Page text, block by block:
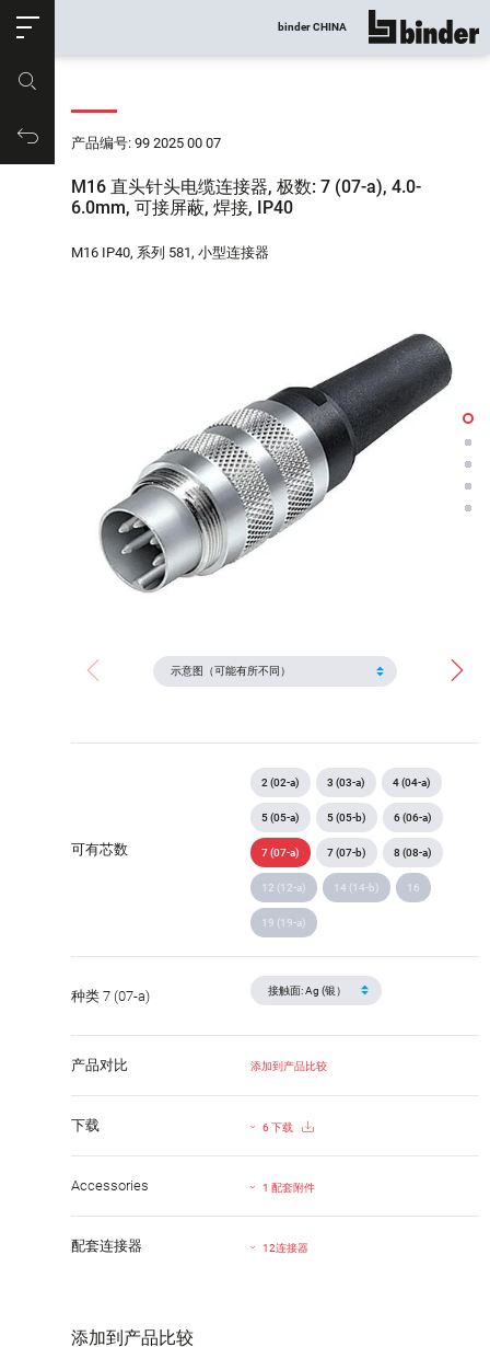
购物车
binder CHINA 显示所有
产品编号: 99 2025 00 07
M16 直头针头电缆连接器, 极数: 7 (07-a), 4.0-
6.0mm, 可接屏蔽, 焊接, IP40
M16 IP40, 系列 581, 小型连接器
可有芯数
2 (02-a) 3 (03-a) 4 (04-a)
5 (05-a) 5 (05-b) 6 (06-a)
7 (07-a) 7 (07-b) 8 (08-a)
12 (12-a) 14 (14-b) 16
19 (19-a)
种类 7 (07-a)
产品对比 添加到产品比较
下载 6 下载
Accessories 1 配套附件
配套连接器 12连接器
添加到产品比较